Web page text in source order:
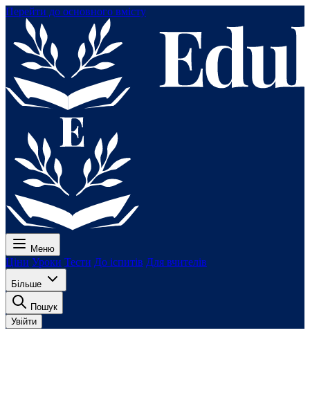
Перейти до основного вмісту
Меню
Ціни Уроки Тести До іспитів Для вчителів
Більше
Пошук
Увійти